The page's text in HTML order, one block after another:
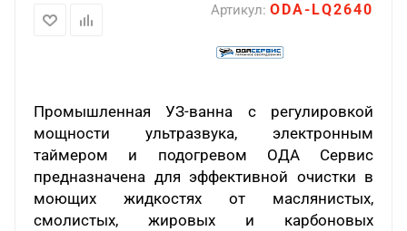
Артикул: ODA-LQ2640
Промышленная УЗ-ванна с регулировкой
мощности ультразвука, электронным
таймером и подогревом ОДА Сервис
предназначена для эффективной очистки в
моющих жидкостях от маслянистых,
смолистых, жировых и карбоновых